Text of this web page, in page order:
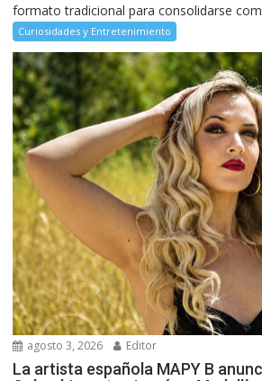
formato tradicional para consolidarse
Curiosidades y Entretenimiento
agosto 3, 2026 Editor
La artista española MAPY B